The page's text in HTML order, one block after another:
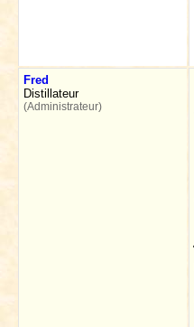
Fred
Distillateur
(Administrateur)